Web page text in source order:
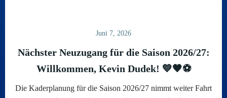
Juni 7, 2026
Nächster Neuzugang für die Saison 2026/27:
Willkommen, Kevin Dudek! 💙🖤⚽
Die Kaderplanung für die Saison 2026/27 nimmt weiter Fahrt